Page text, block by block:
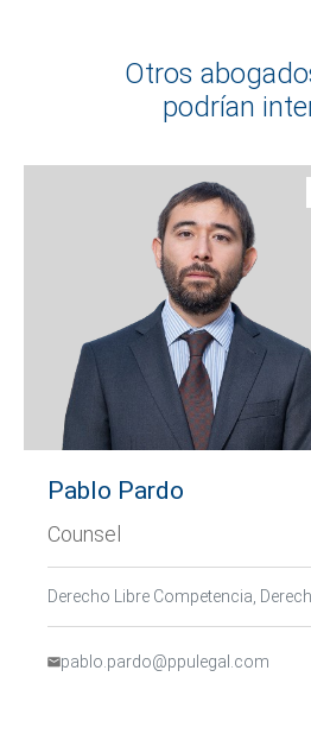
Otros
podrían
Pablo Pardo
Counsel
pablo.pardo@ppulegal.com